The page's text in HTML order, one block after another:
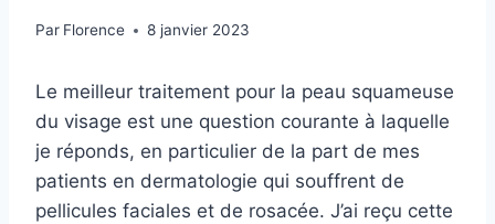
Par Florence 8 janvier 2023
Le meilleur traitement pour la peau squameuse
du visage est une question courante à laquelle
je réponds, en particulier de la part de mes
patients en dermatologie qui souffrent de
pellicules faciales et de rosacée. J’ai reçu cette